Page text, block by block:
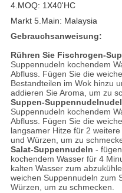
4.MOQ: 1X40'HC
Markt 5.Main: Malaysia
Gebrauchsanweisung:
Rühren Sie Fischrogen-
Suppennudeln kochendem
Abfluss. Fügen Sie die
Bestandteilen im Wok hinzu
addieren Sie Aroma, um zu
Suppen-
Suppennudeln kochendem
Abfluss. Fügen Sie die
langsamer Hitze für 2
und Würzen, um zu
Salat-Suppennudeln -
kochendem Wasser für 4
kalten Wasser zum
weichen Suppennudeln zum
Würzen, um zu schmecken.